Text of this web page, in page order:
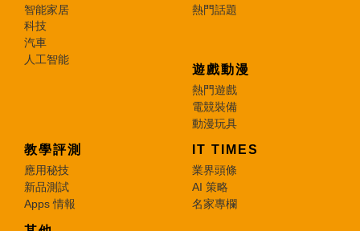
智能家居
科技
汽車
人工智能
熱門話題
遊戲動漫
熱門遊戲
電競裝備
動漫玩具
教學評測
應用秘技
新品測試
Apps 情報
IT TIMES
業界頭條
AI 策略
名家專欄